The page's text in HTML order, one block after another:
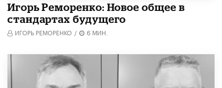
Игорь Реморенко: Новое общее в
стандартах будущего
ИГОРЬ РЕМОРЕНКО / 6 МИН.